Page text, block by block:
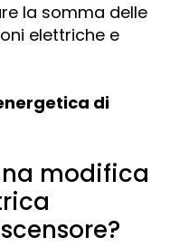
la somma delle
elettriche e
di
modifica